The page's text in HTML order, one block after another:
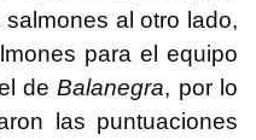
al otro lado,
para el equipo
deBalanegra, por lo
las puntuaciones